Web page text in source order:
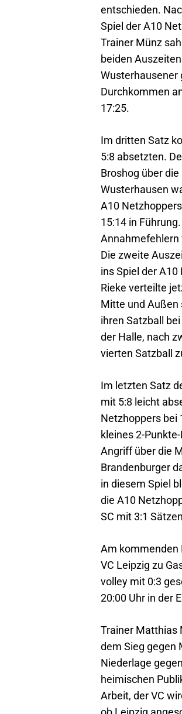
entschieden.
Spiel der A10
Trainer Münz
beiden
Wusterhausener
Durchkommen
17:25.
Im dritten Satz
5:8 absetzten.
Broshog über
Wusterhausen
A10
15:14 in
Annahmefehlern
Die zweite
ins Spiel der
Rieke verteilte
Mitte und Außen
ihren Satzball
der Halle, nach
vierten Satzball
Im letzten Satz
mit 5:8 leicht
Netzhoppers bei
kleines 2-
Angriff über die
Brandenburger
in diesem Spiel
die A10
SC mit 3:1
Am kommenden
VC Leipzig zu
volley mit 0:3
20:00 Uhr in der
Trainer Matthias
dem Sieg gegen
Niederlage
heimischen
Arbeit, der VC